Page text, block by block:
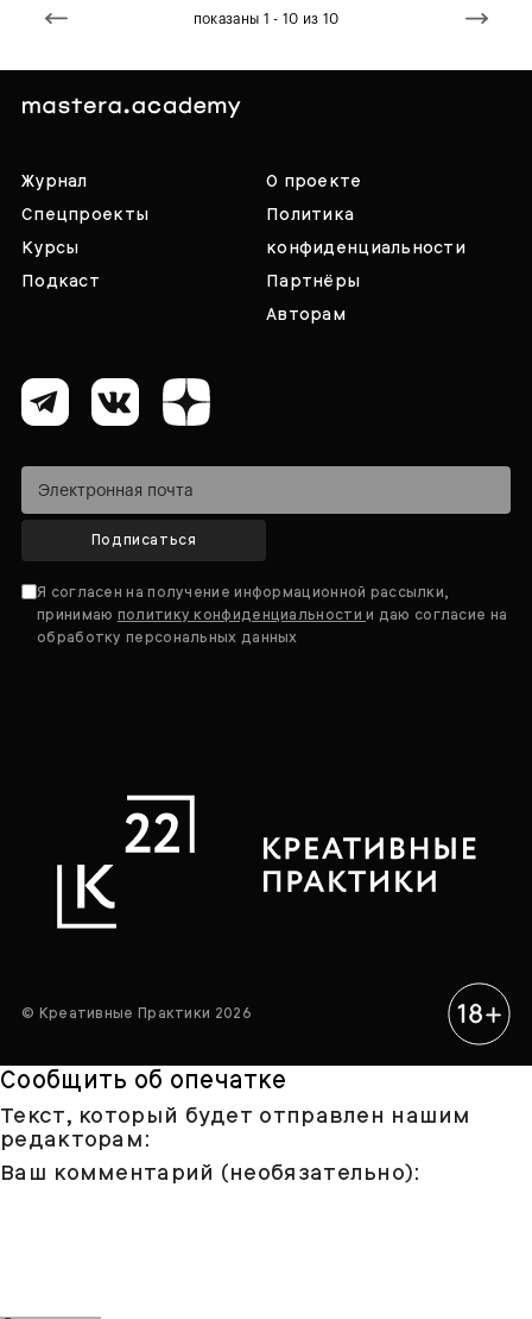
показаны 1 - 10 из 10
Журнал
Спецпроекты
Курсы
Подкаст
О проекте
Политика
конфиденциальности
Партнёры
Авторам
Подписаться
Я согласен на получение информационной рассылки,
принимаю политику конфиденциальностии даю согласие на
обработку персональных данных
© Креативные Практики 2026
Сообщить об опечатке
Текст, который будет отправлен нашим
редакторам:
Ваш комментарий (необязательно):